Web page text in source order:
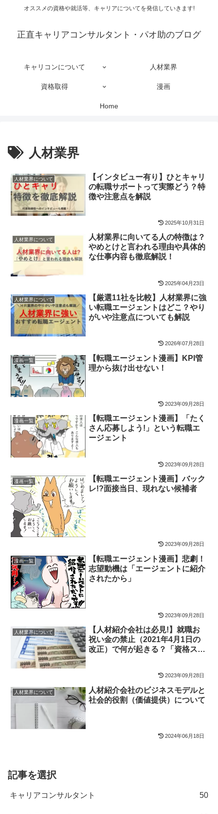
オススメの資格や就活等、キャリアについてを発信していきます!
正直キャリアコンサルタント・パオ助のブログ
キャリコンについて 人材業界
資格取得 漫画
Home
人材業界
人材業界について
【インタビュー有り】ひとキャリ
の転職サポートって実際どう？特
徴や注意点を解説
2025年10月31日
人材業界について
人材業界に向いてる人の特徴は？
やめとけと言われる理由や具体的
な仕事内容も徹底解説！
2025年04月23日
人材業界について
【厳選11社を比較】人材業界に強
い転職エージェントはどこ？やり
がいや注意点についても解説
2026年07月28日
漫画一覧
【転職エージェント漫画】KPI管
理から抜け出せない！
2023年09月28日
漫画一覧
【転職エージェント漫画】「たく
さん応募しよう!」という転職エ
ージェント
2023年09月28日
漫画一覧
【転職エージェント漫画】バック
レ!?面接当日、現れない候補者
2023年09月28日
漫画一覧
【転職エージェント漫画】悲劇！
志望動機は「エージェントに紹介
されたから」
2023年09月28日
人材業界について
【人材紹介会社は必見!】就職お
祝い金の禁止（2021年4月1日の
改正）で何が起きる？「資格スク
2023年09月28日
人材業界について
人材紹介会社のビジネスモデルと
社会的役割（価値提供）について
2024年06月18日
記事を選択
キャリアコンサルタント 50